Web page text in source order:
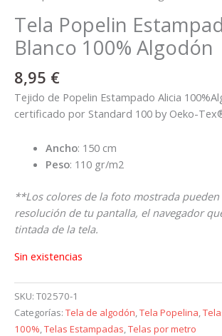
Tela Popelin
Blanco 100% Algodón
8,95 €
Tejido de Popelin Estampado Alicia
certificado por Standard 100 by Oeko-
Ancho: 150 cm
Peso: 110 gr/m2
**Los colores de la foto mostrada
resolución de tu pantalla, el navegador
tintada de la tela.
Sin existencias
SKU: T02570-1
Categorías: Tela de algodón,Tela Popelina,
100%,Telas Estampadas,Telas por metro